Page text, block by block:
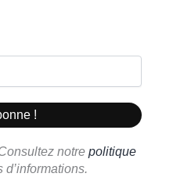
notre politique
d’informations.